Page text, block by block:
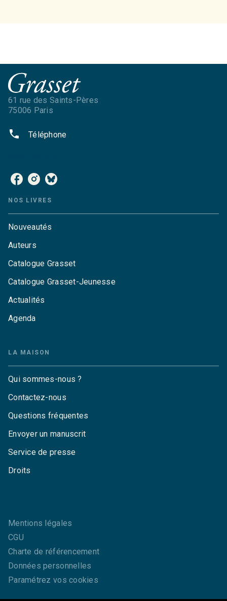
61 rue des Saints-Pères
75006 Paris
phone Téléphone
NOS LIVRES
Nouveautés
Auteurs
Catalogue Grasset
Catalogue Grasset-Jeunesse
Actualités
Agenda
LA MAISON
Qui sommes-nous ?
Contactez-nous
Questions fréquentes
Envoyer un manuscrit
Service de presse
Droits
Mentions légales
CGU
Charte de référencement
Données personnelles
Paramétrez vos cookies